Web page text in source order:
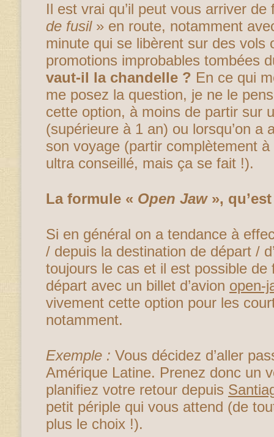
Il est vrai qu’il peut vous arriver
de fusil » en route, notamment
minute qui se libèrent sur des vols
promotions improbables tombées
vaut-il la chandelle ? En ce qui
me posez la question, je ne le
cette option, à moins de partir sur
(supérieure à 1 an) ou lorsqu’on a
son voyage (partir complètement à
ultra conseillé, mais ça se fait !).
La formule « Open Jaw »,
Si en général on a tendance à
/ depuis la destination de départ /
toujours le cas et il est possible de
départ avec un billet d’avion open-
vivement cette option pour les
notamment.
Exemple : Vous décidez d’aller
Amérique Latine. Prenez donc un
planifiez votre retour depuis
petit périple qui vous attend (de
plus le choix !).